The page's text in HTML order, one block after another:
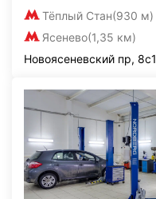
Тёплый Стан(930 м)
Ясенево(1,35 км)
Новоясеневский пр, 8с1